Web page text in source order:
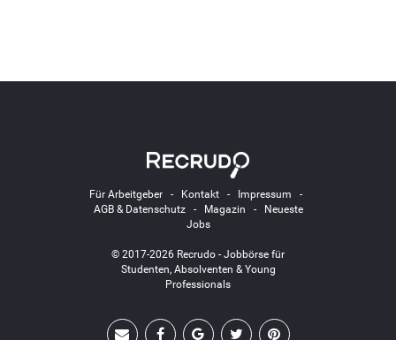
Für Arbeitgeber- Kontakt- Impressum -
AGB & Datenschutz- Magazin -
Neueste
Jobs
© 2017-2026 Recrudo - Jobbörse für
Studenten, Absolventen & Young
Professionals